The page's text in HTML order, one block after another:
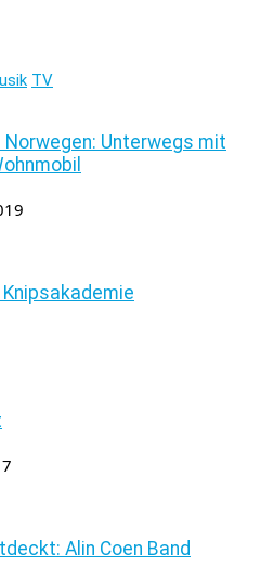
TV
Unterwegs mit
Alin Coen Band